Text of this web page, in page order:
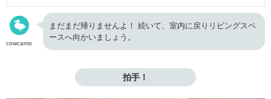
cowcamo
まだまだ帰りませんよ！ 続いて、室内に戻りリビングスペ
ースへ向かいましょう。
拍手！